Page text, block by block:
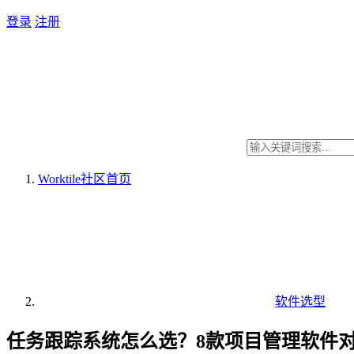
登录 注册
Worktile社区首页
软件选型
任务跟踪系统怎么选？8款项目管理软件